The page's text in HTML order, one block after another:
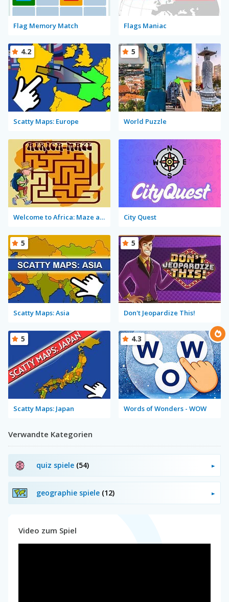
Flag Memory Match Flags Maniac
Scatty Maps: Europe
4.2
World Puzzle
5
Welcome to Africa: Maze and Tourist City Quest
Scatty Maps: Asia
5
Don't Jeopardize This!
5
Scatty Maps: Japan
5
Words of Wonders - WOW
4.3
Verwandte Kategorien
quiz spiele (54)
geographie spiele (12)
Video zum Spiel